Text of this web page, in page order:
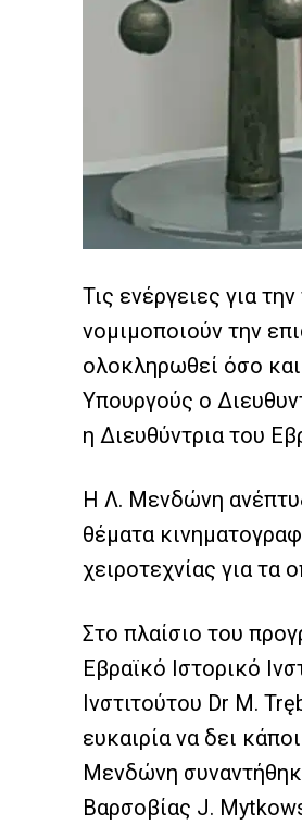
Τις ενέργειες για
νομιμοποιούν την
ολοκληρωθεί όσο
Υπουργούς ο
η Διευθύντρια του
Η Λ. Μενδώνη
θέματα
χειροτεχνίας για
Στο πλαίσιο του
Εβραϊκό Ιστορικό
Ινστιτούτου Dr M.
ευκαιρία να δει
Μενδώνη
Βαρσοβίας J.